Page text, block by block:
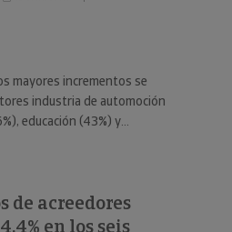
mayores incrementos se
industria de automoción
educación (43%) y
de acreedores
en los seis